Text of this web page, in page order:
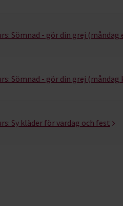
Sömnad - gör din grej (måndag
Sömnad - gör din grej (måndag
Sy kläder för vardag och fest